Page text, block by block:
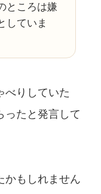
ところは嫌
していま
べりしていた
ったと発言して
かもしれません